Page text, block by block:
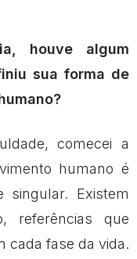
houve algum
sua forma de
comecei a
humano é
Existem
referências que
cada fase da vida.